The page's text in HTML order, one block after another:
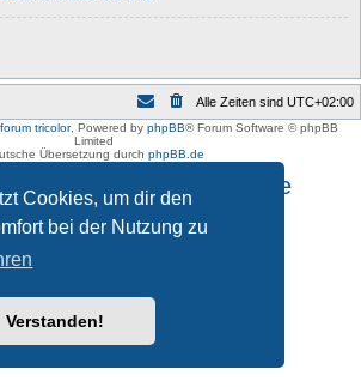
Cookies, um dir den
bei der Nutzung zu
Verstanden!
Alle Zeiten sind UTC+02:00
tricolor, Powered by phpBB® Forum Software © phpBB
Limited
Übersetzung durch phpBB.de
und Datenschutzhinweise